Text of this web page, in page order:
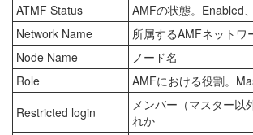
ATMF Status
AMFの状態。Enabled
Network Name
所属するAMFネットワ
Node Name
ノード名
Role
AMFにおける役割。
Restricted login
メンバー（マスター以
れか